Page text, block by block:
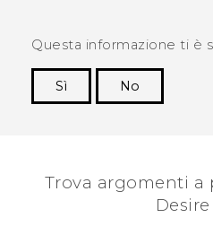
Questa informazione ti è
Sì
No
Trova argomenti a